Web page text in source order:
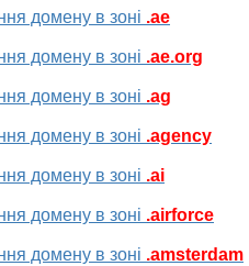
домену в зоні .ae
домену в зоні .ae.org
домену в зоні .ag
домену в зоні .agency
домену в зоні .ai
домену в зоні .airforce
домену в зоні .amsterdam